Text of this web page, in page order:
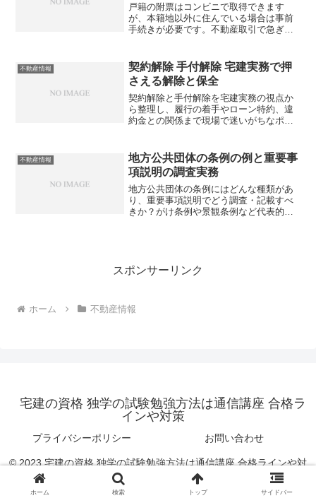
戸籍の附票はコンビニで取得できます
が、本籍地以外に住んでいる場合は事前
手続きが必要です。不動産取引で急ぎの
不動産情報
契約解除 手付解除 宅建実務で押
さえる解除と保全
契約解除と手付解除を宅建実務の視点か
ら整理し、履行の着手やローン特約、違
約金との関係まで現場で迷いがちなポイ
不動産情報
地方公共団体の条例の例と重要事
項説明の調査実務
地方公共団体の条例にはどんな種類があ
り、重要事項説明でどう調査・記載すべ
きか？がけ条例や景観条例など代表的な
スポンサーリンク
ホーム 不動産情報
宅建の資格 独学の試験勉強方法は通信講座 合格ラ
インや対策
プライバシーポリシー お問い合わせ
© 2023 宅建の資格 独学の試験勉強方法は通信講座 合格ラインや対
ホーム 検索 トップ サイドバー